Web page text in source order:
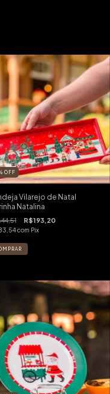
OFF
Vilarejo de Natal
Natalina
R$193,20
com Pix